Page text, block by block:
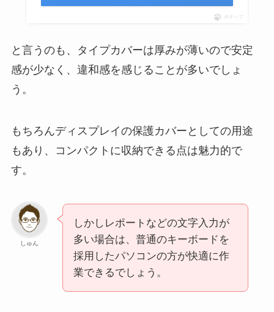
ポチップ
と言うのも、タイプカバーは厚みが薄いので安定
感が少なく、違和感を感じることが多いでしょ
う。
もちろんディスプレイの保護カバーとしての用途
もあり、コンパクトに収納できる点は魅力的で
す。
しゅん
しかしレポートなどの文字入力が
多い場合は、普通のキーボードを
採用したパソコンの方が快適に作
業できるでしょう。